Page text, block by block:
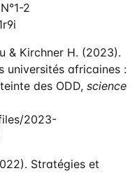
2
& Kirchner H. (2023).
universités africaines :
des ODD, science
2023-
Stratégies et